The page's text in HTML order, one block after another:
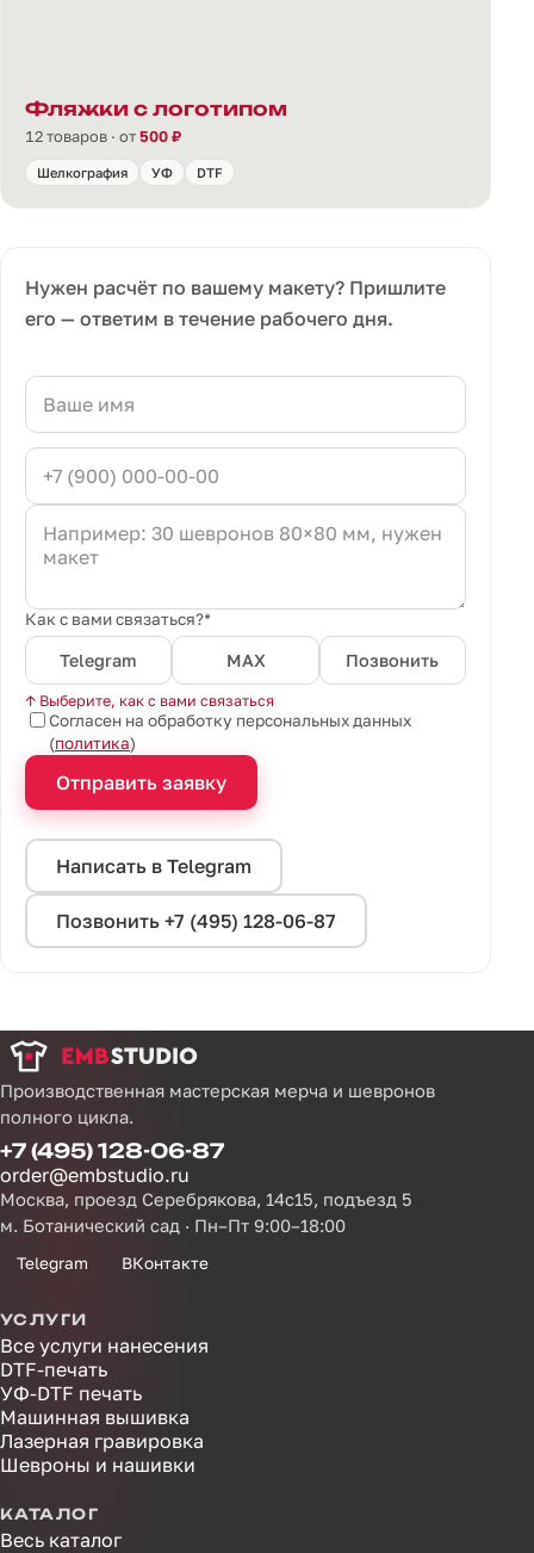
Фляжки с логотипом
12 товаров · от500 ₽
Шелкография УФ DTF
Нужен расчёт по вашему макету? Пришлите
его — ответим в течение рабочего дня.
Как с вами связаться?*
Telegram MAX Позвонить
↑ Выберите, как с вами связаться
Согласен на обработку персональных данных
(политика)
Отправить заявку
Написать в Telegram
Позвонить +7 (495) 128-06-87
Производственная мастерская мерча и шевронов
полного цикла.
+7 (495) 128-06-87
order@embstudio.ru
Москва, проезд Серебрякова, 14с15, подъезд 5
м. Ботанический сад · Пн–Пт 9:00–18:00
Telegram ВКонтакте
УСЛУГИ
Все услуги нанесения
DTF-печать
УФ-DTF печать
Машинная вышивка
Лазерная гравировка
Шевроны и нашивки
КАТАЛОГ
Весь каталог